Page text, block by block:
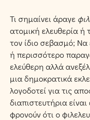
Τι σημαίνει άραγε
ατομική ελευθερία ή
τον ίδιο σεβασμό; Να
ή περισσότερο
ελεύθερη αλλά
μια δημοκρατικά
λογοδοτεί για τις
διαπιστευτήρια
φρονούν ότι ο